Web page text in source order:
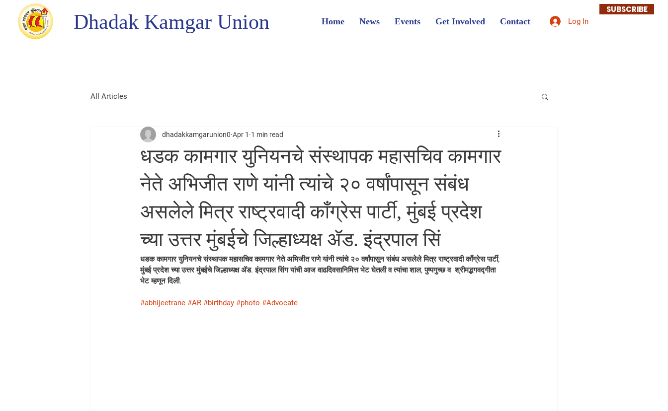
Dhadak Kamgar Union Home News Events Get Involved Contact Log In
SUBSCRIBE
All Articles
धडक कामगार युनियनचे संस्थापक महासचिव कामगार
नेते अभिजीत राणे यांनी त्यांचे २० वर्षांपासून संबंध
असलेले मित्र राष्ट्रवादी काँग्रेस पार्टी, मुंबई प्रदेश
च्या उत्तर मुंबईचे जिल्हाध्यक्ष ॲड. इंद्रपाल सिं
dhadakkamgarunion0 Apr 1 1 min read
धडक कामगार युनियनचे संस्थापक महासचिव कामगार नेते अभिजीत राणे यांनी त्यांचे २० वर्षांपासून संबंध असलेले मित्र राष्ट्रवादी काँग्रेस पार्टी,
मुंबई प्रदेश च्या उत्तर मुंबईचे जिल्हाध्यक्ष ॲड. इंद्रपाल सिंग यांची आज वाढदिवसानिमित्त भेट घेतली व त्यांचा शाल, पुष्पगुच्छ व  श्रीमद्भगवद्गीता
भेट म्हणून दिली.
#abhijeetrane #AR #birthday #photo #Advocate